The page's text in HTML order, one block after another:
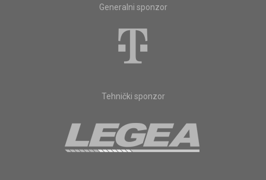
Generalni sponzor
Tehnički sponzor